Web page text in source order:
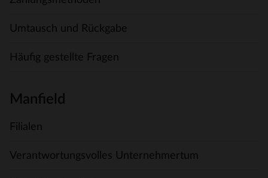
Umtausch und Rückgabe
Häufig gestellte Fragen
Manfield
Filialen
Verantwortungsvolles Unternehmertum